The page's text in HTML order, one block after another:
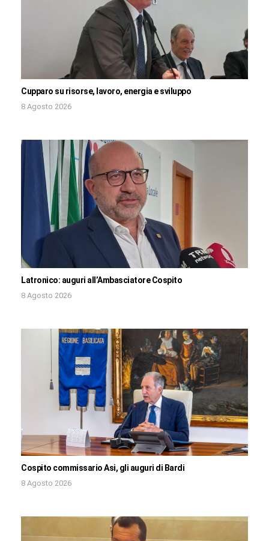
Cupparo su risorse, lavoro, energia e sviluppo
8 Agosto 2026
Latronico: auguri all’Ambasciatore Cospito
8 Agosto 2026
Cospito commissario Asi, gli auguri di Bardi
8 Agosto 2026